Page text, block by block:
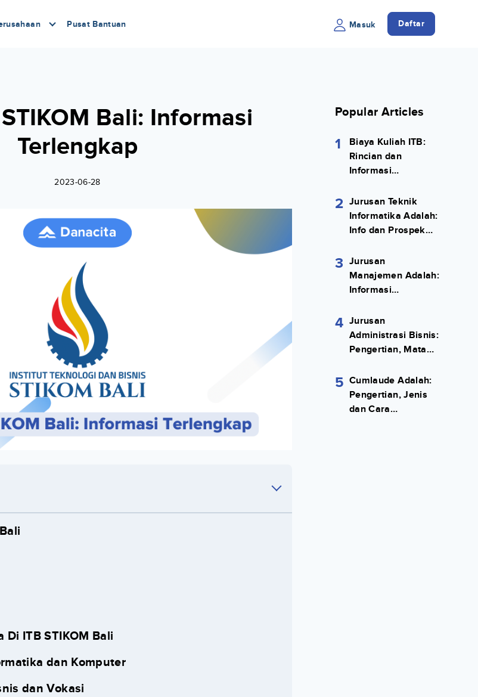
Pusat Bantuan Masuk Daftar
Bali: Informasi
Terlengkap
2023-06-28
Di ITB STIKOM Bali
dan Komputer
dan Vokasi
Popular Articles
1
Biaya Kuliah ITB:
Rincian dan
Informasi
2 Jurusan Teknik
Informatika Adalah:
Info dan Prospek
3 Jurusan
Manajemen Adalah:
Informasi
4 Jurusan
Administrasi Bisnis:
Pengertian, Mata
Kerja Lengkap
5 Cumlaude Adalah:
Pengertian, Jenis
dan Cara